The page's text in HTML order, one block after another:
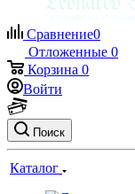
Сравнение0
Отложенные 0
Корзина 0
Войти
Поиск
Каталог